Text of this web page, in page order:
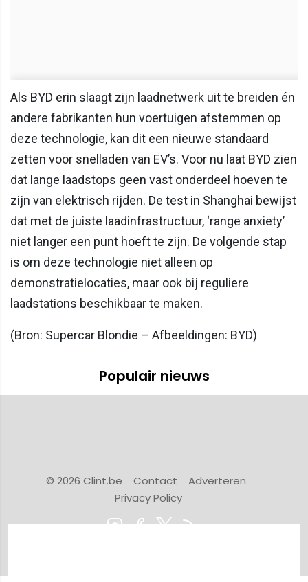
Als BYD erin slaagt zijn laadnetwerk uit te breiden én
andere fabrikanten hun voertuigen afstemmen op
deze technologie, kan dit een nieuwe standaard
zetten voor snelladen van EV’s. Voor nu laat BYD zien
dat lange laadstops geen vast onderdeel hoeven te
zijn van elektrisch rijden. De test in Shanghai bewijst
dat met de juiste laadinfrastructuur, ‘range anxiety’
niet langer een punt hoeft te zijn. De volgende stap
is om deze technologie niet alleen op
demonstratielocaties, maar ook bij reguliere
laadstations beschikbaar te maken.
(Bron: Supercar Blondie – Afbeeldingen: BYD)
Populair nieuws
© 2026 Clint.be Contact
Adverteren
Privacy Policy